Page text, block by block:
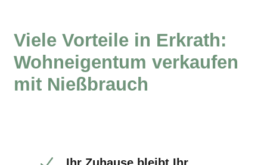
Viele Vorteile in Erkrath:
Wohneigentum verkaufen
mit Nießbrauch